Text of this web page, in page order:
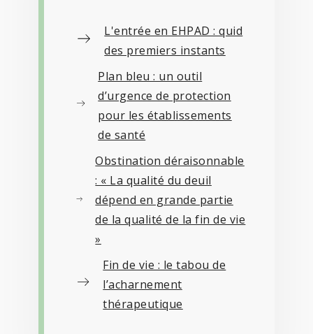
L'entrée en EHPAD : quid
des premiers instants
Plan bleu : un outil
d’urgence de protection
pour les établissements
de santé
Obstination déraisonnable
: « La qualité du deuil
dépend en grande partie
de la qualité de la fin de vie
»
Fin de vie : le tabou de
l’acharnement
thérapeutique